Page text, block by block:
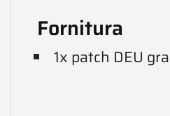
Fornitura
1x patch DEU